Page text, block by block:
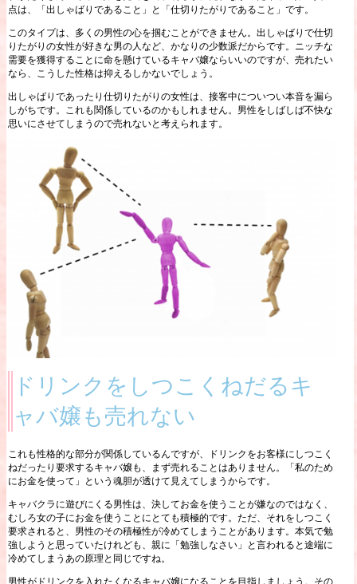
点は、「出しゃばりであること」と「仕切りたがりであること」です。
このタイプは、多くの男性の心を掴むことができません。出しゃばりで仕切
りたがりの女性が好きな男の人など、かなりの少数派だからです。ニッチな
需要を獲得することに命を懸けているキャバ嬢ならいいのですが、売れたい
なら、こうした性格は抑えるしかないでしょう。
出しゃばりであったり仕切りたがりの女性は、接客中についつい本音を漏ら
しがちです。これも関係しているのかもしれません。男性をしばしば不快な
思いにさせてしまうので売れないと考えられます。
ドリンクをしつこくねだるキ
ャバ嬢も売れない
これも性格的な部分が関係しているんですが、ドリンクをお客様にしつこく
ねだったり要求するキャバ嬢も、まず売れることはありません。「私のため
にお金を使って」という魂胆が透けて見えてしまうからです。
キャバクラに遊びにくる男性は、決してお金を使うことが嫌なのではなく、
むしろ女の子にお金を使うことにとても積極的です。ただ、それをしつこく
要求されると、男性のその積極性が冷めてしまうことがあります。本気で勉
強しようと思っていたけれども、親に「勉強しなさい」と言われると途端に
冷めてしまうあの原理と同じですね。
男性がドリンクを入れたくなるキャバ嬢になることを目指しましょう。その